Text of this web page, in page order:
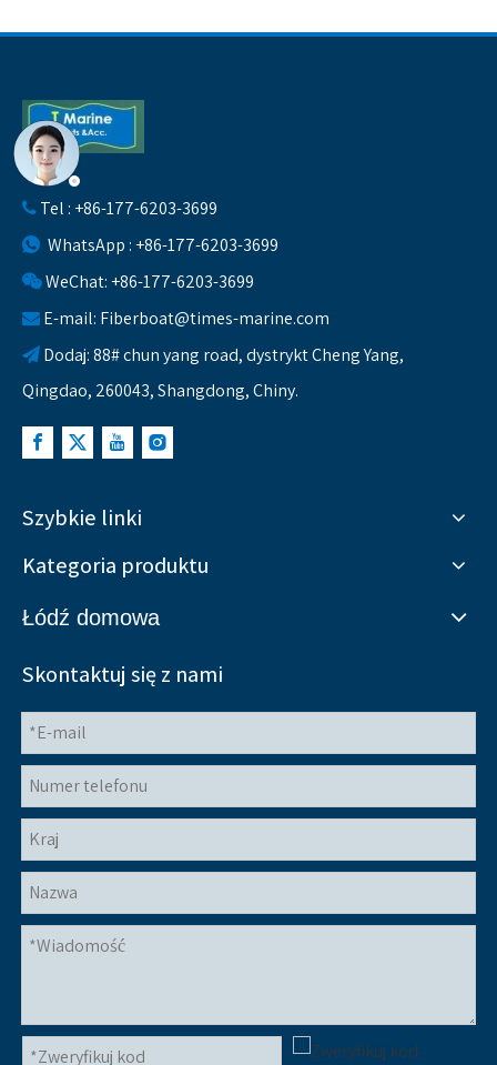
przyjaciółmi
 Tel : +86-177-6203-3699
 WhatsApp : +86-177-6203-3699
WeChat: +86-177-6203-3699
 E-mail: Fiberboat@times-marine.com
 Dodaj: 88# chun yang road, dystrykt Cheng Yang,
Qingdao, 260043, Shangdong, Chiny.
Szybkie linki
Kategoria produktu
Łódź domowa
Skontaktuj się z nami